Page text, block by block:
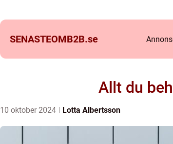
SENASTEOMB2B.se
Allt du
10 oktober 2024 Lotta Albertsson